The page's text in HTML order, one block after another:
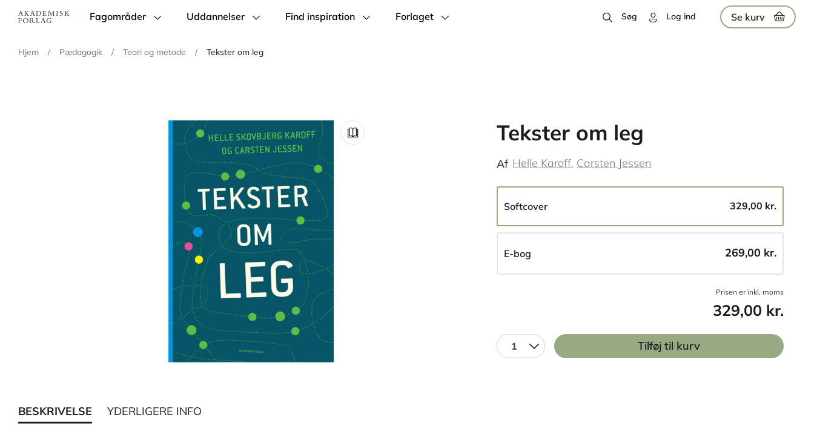
Main
Fagområder Uddannelser Find inspiration Forlaget Søg Log ind Se kurv
Hjem / Pædagogik / Teori og metode / Tekster om leg
Tekster om leg
Af Helle Karoff Carsten Jessen
Softcover 329,00 kr.
E-bog 269,00 kr.
Prisen er inkl, moms
329,00 kr.
1 Tilføj til kurv
BESKRIVELSE YDERLIGERE INFO